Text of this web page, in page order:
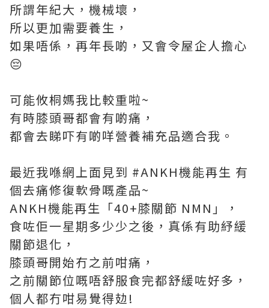
所謂年紀大，機械壞，
所以更加需要養生，
如果唔係，再年長啲，又會令屋企人擔心
😔
可能攸桐媽我比較重啦~
有時膝頭哥都會有啲痛，
都會去睇吓有啲咩營養補充品適合我。
最近我喺網上面見到 #ANKH機能再生 有
個去痛修復軟骨嘅產品~
ANKH機能再生「40+膝關節 NMN」，
食咗佢一星期多少少之後，真係有助紓緩
關節退化，
膝頭哥開始冇之前咁痛，
之前關節位嘅唔舒服食完都舒緩咗好多，
個人都冇咁易覺得攰!